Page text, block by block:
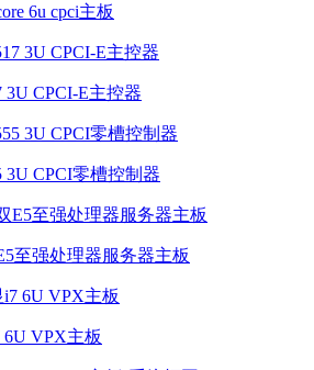
6u cpci主板
3U CPCI-E主控器
3U CPCI零槽控制器
至强处理器服务器主板
VPX主板